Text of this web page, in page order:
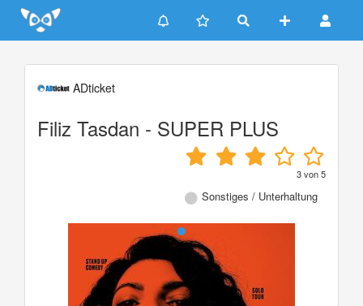
Update cookies preferences
ADticket
Filiz Tasdan - SUPER PLUS
3von5
Sonstiges / Unterhaltung